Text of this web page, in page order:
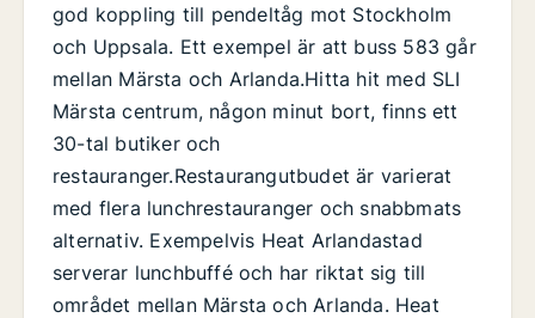
god koppling till pendeltåg mot Stockholm
och Uppsala. Ett exempel är att buss 583 går
mellan Märsta och Arlanda.Hitta hit med SLI
Märsta centrum, någon minut bort, finns ett
30-tal butiker och
restauranger.Restaurangutbudet är varierat
med flera lunchrestauranger och snabbmats
alternativ. Exempelvis Heat Arlandastad
serverar lunchbuffé och har riktat sig till
området mellan Märsta och Arlanda. Heat